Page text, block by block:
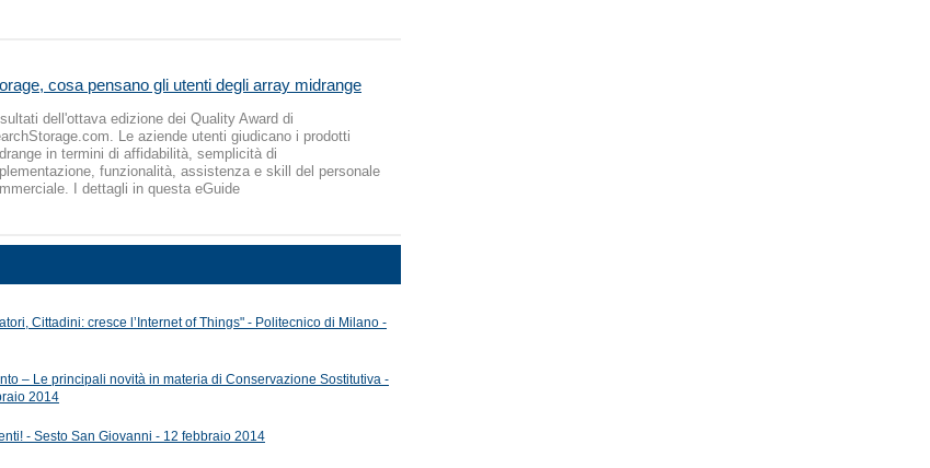
cosa pensano gli utenti degli array midrange
dell'ottava edizione dei Quality Award di
Le aziende utenti giudicano i prodotti
in termini di affidabilità, semplicità di
funzionalità, assistenza e skill del personale
I dettagli in questa eGuide
Cittadini: cresce l’Internet of Things" - Politecnico di Milano -
– Le principali novità in materia di Conservazione Sostitutiva -
2014
- Sesto San Giovanni - 12 febbraio 2014